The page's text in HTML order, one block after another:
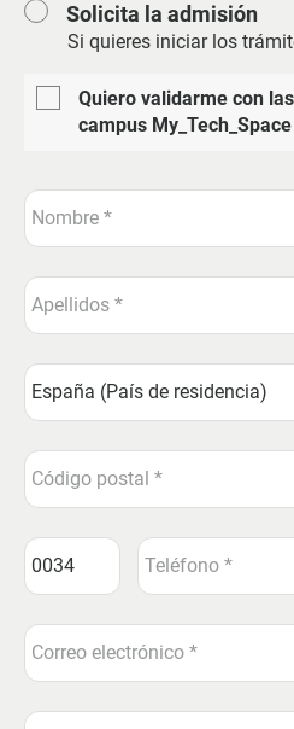
Solicita la admisión
Si quieres iniciar los
Quiero validarme con
campus My_Tech_Space